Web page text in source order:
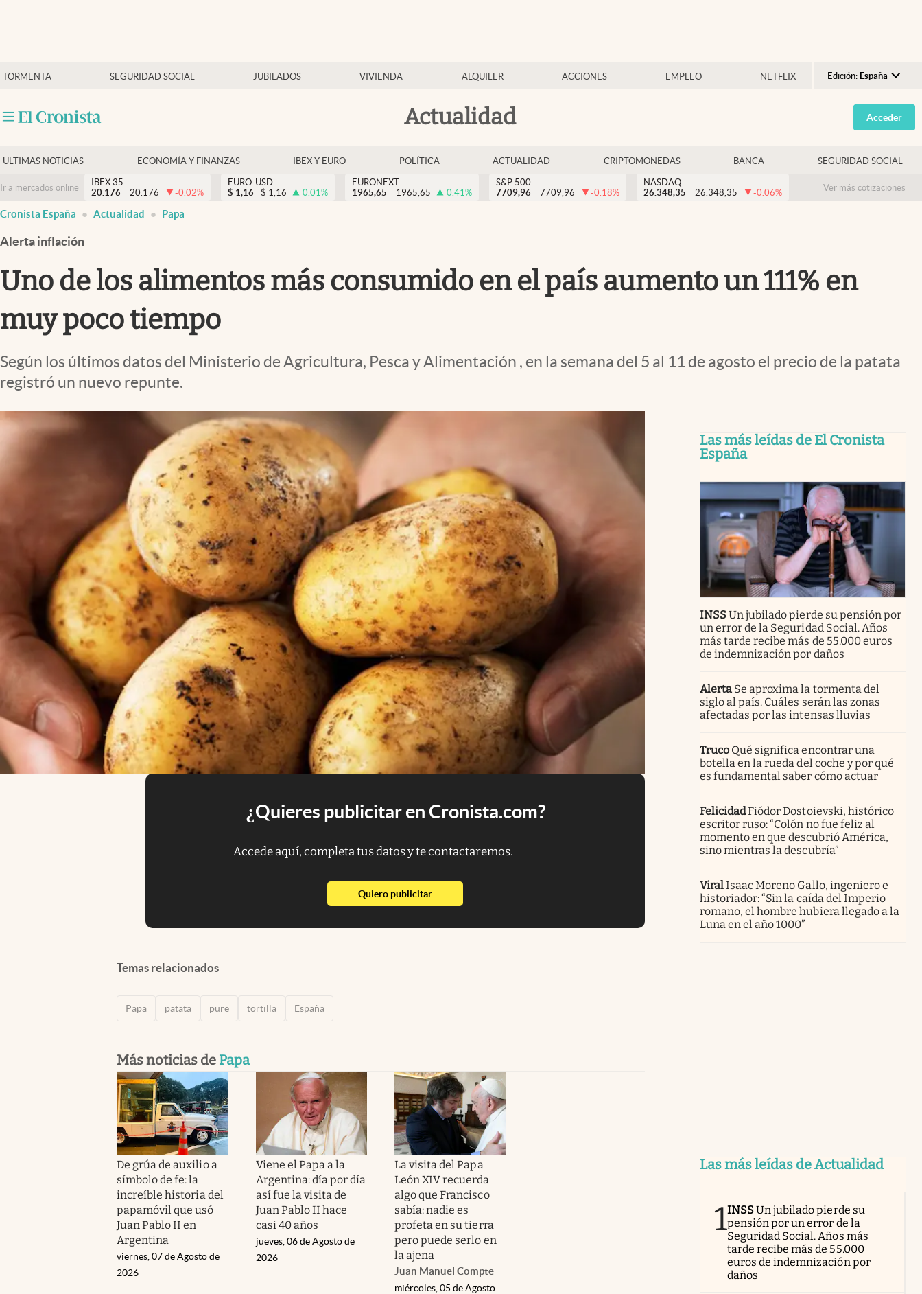
TORMENTA SEGURIDAD SOCIAL JUBILADOS VIVIENDA ALQUILER ACCIONES EMPLEO NETFLIX Edición: España
Argentina
España
USA
Colombia
Actualidad
Economía y finanzas
Criptomonedas
Acceder
ULTIMAS NOTICIAS ECONOMÍA Y FINANZAS IBEX Y EURO POLÍTICA ACTUALIDAD CRIPTOMONEDAS BANCA SEGURIDAD SOCIAL
Ir a mercados online
IBEX 35
20.176
20.176 -0.02%
EURO-USD
$ 1,16 $ 1,16 0.01%
EURONEXT
1965,65
1965,65 0.41%
S&P 500
7709,96
7709,96 -0.18%
NASDAQ
26.348,35
26.348,35 -0.06% Ver más cotizaciones
Cronista España Actualidad Papa
Alerta inflación
Uno de los alimentos más consumido en el país aumento un 111% en
muy poco tiempo
Según los últimos datos del Ministerio de Agricultura, Pesca y Alimentación , en la semana del 5 al 11 de agosto el precio de la patata
registró un nuevo repunte.
¿Quieres publicitar en Cronista.com?
Accede aquí, completa tus datos y te contactaremos.
Quiero publicitarabre en nueva pestaña
Temas relacionados
Papa patata pure tortilla España
Más noticias de Papa
De grúa de auxilio a
símbolo de fe: la
increíble historia del
papamóvil que usó
Juan Pablo II en
Argentina
viernes, 07 de Agosto de
2026
Viene el Papa a la
Argentina: día por día
así fue la visita de
Juan Pablo II hace
casi 40 años
jueves, 06 de Agosto de
2026
La visita del Papa
León XIV recuerda
algo que Francisco
sabía: nadie es
profeta en su tierra
pero puede serlo en
la ajena
Juan Manuel Compte
miércoles, 05 de Agosto
Las más leídas de El Cronista
España
INSSUn jubilado pierde su pensión por
un error de la Seguridad Social. Años
más tarde recibe más de 55.000 euros
de indemnización por daños
Alerta Se aproxima la tormenta del
siglo al país. Cuáles serán las zonas
afectadas por las intensas lluvias
Truco Qué significa encontrar una
botella en la rueda del coche y por qué
es fundamental saber cómo actuar
FelicidadFiódor Dostoievski, histórico
escritor ruso: “Colón no fue feliz al
momento en que descubrió América,
sino mientras la descubría”
ViralIsaac Moreno Gallo, ingeniero e
historiador: “Sin la caída del Imperio
romano, el hombre hubiera llegado a la
Luna en el año 1000”
Las más leídas de Actualidad
1INSSUn jubilado pierde su
pensión por un error de la
Seguridad Social. Años más
tarde recibe más de 55.000
euros de indemnización por
daños